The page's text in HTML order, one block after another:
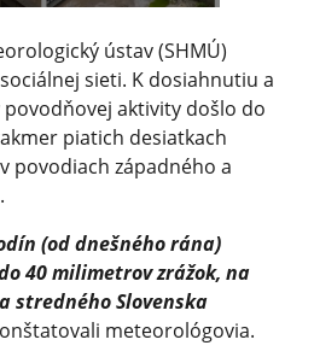
ústav (SHMÚ)
sieti. K dosiahnutiu a
aktivity došlo do
piatich desiatkach
povodiach západného a
(od dnešného rána)
40 milimetrov zrážok, na
stredného Slovenska
meteorológovia.